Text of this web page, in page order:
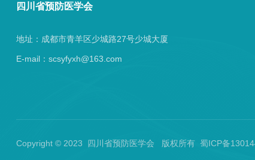
四川省预防医学会
地址：成都市青羊区少城路27号少城大厦
E-mail：scsyfyxh@163.com
Copyright © 2023 四川省预防医学会 版权所有 蜀ICP备